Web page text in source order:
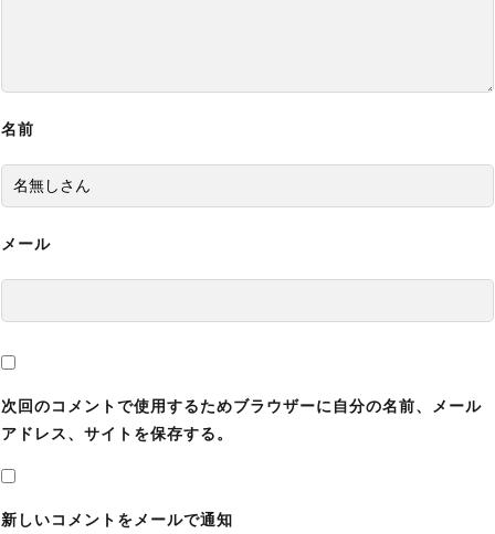
解除MODの導入方法と使い方【バイオハザード9
チート改造】
【バイオレクイエム】グレース巨乳化エロMOD
くする【バイオハザード9チート改造】
【バイオレクイエム】CPポイント無限化MODの
名前
メール
次回のコメントで使用するためブラウザーに自分の名前、メール
アドレス、サイトを保存する。
新しいコメントをメールで通知